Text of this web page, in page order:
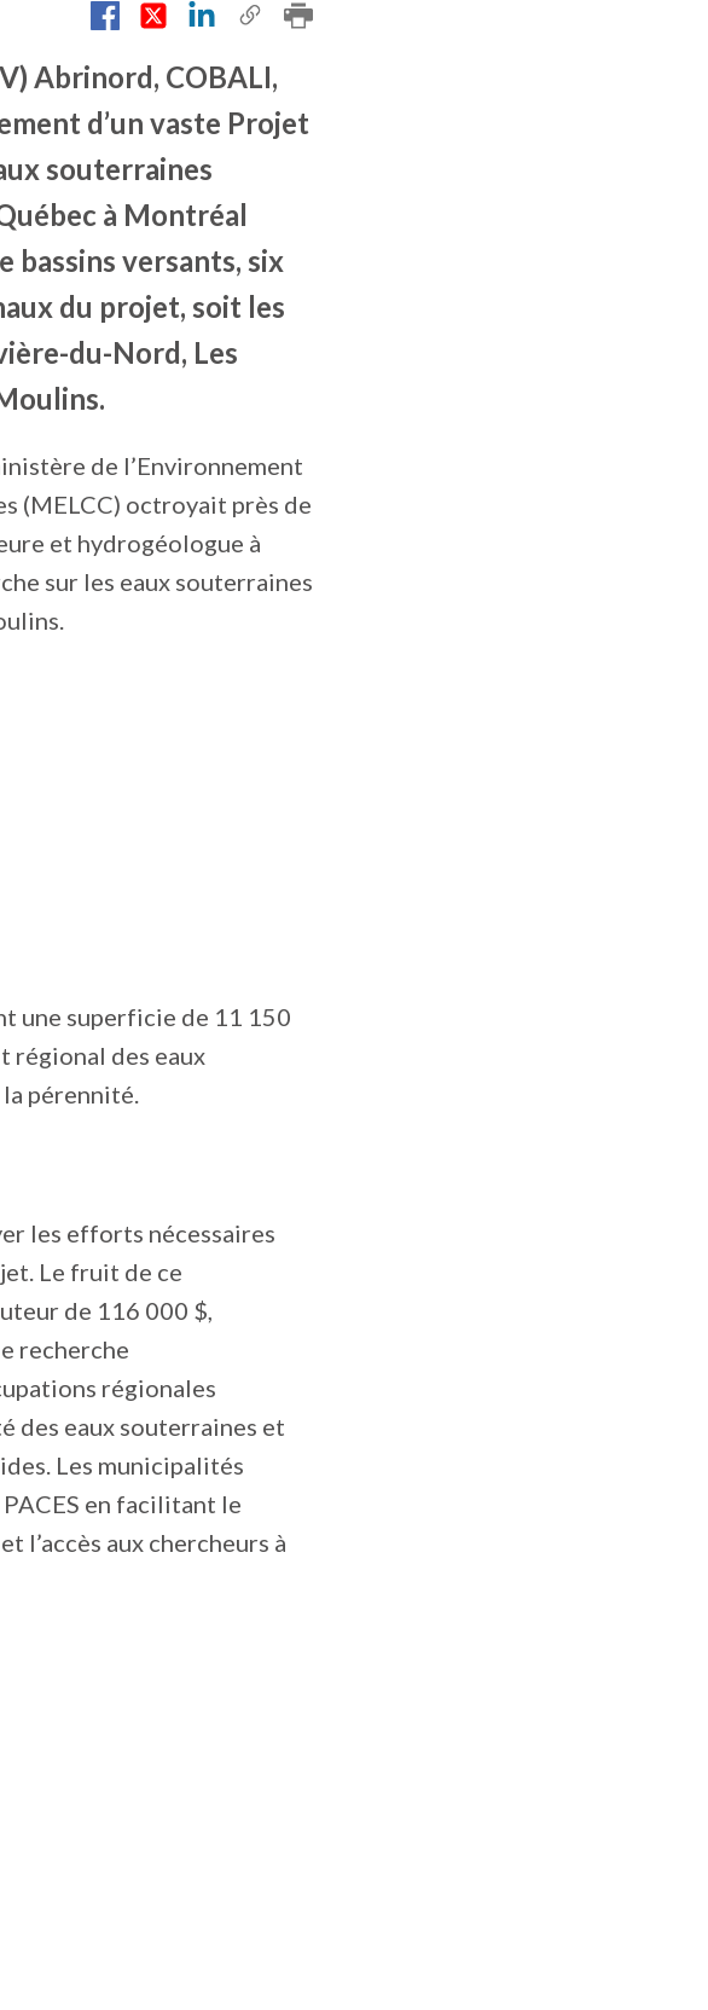
Abrinord, COBALI,
d’un vaste Projet
souterraines
à Montréal
bassins versants, six
du projet, soit les
du-Nord, Les
de l’Environnement
(MELCC) octroyait près de
et hydrogéologue à
sur les eaux souterraines
une superficie de 11 150
régional des eaux
pérennité.
les efforts nécessaires
Le fruit de ce
de 116 000 $,
recherche
régionales
des eaux souterraines et
Les municipalités
en facilitant le
l’accès aux chercheurs à